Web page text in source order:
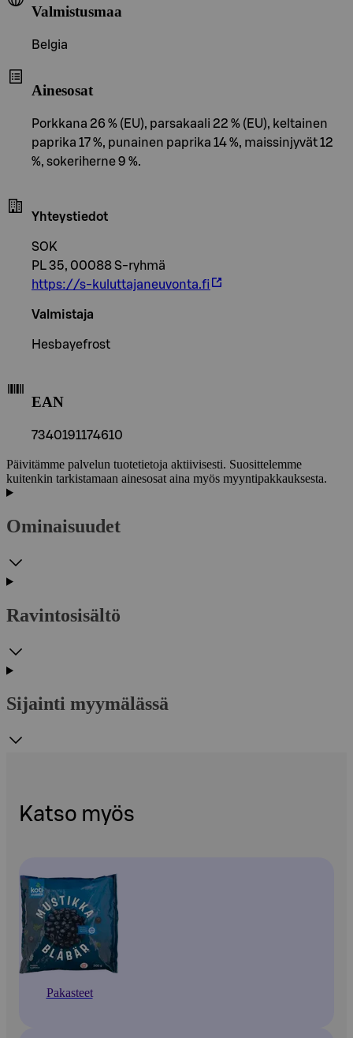
Valmistusmaa
Belgia
Ainesosat
Porkkana 26 % (EU), parsakaali 22 % (EU), keltainen
paprika 17 %, punainen paprika 14 %, maissinjyvät 12
%, sokeriherne 9 %.
Yhteystiedot
SOK
PL 35, 00088 S-ryhmä
https://s-kuluttajaneuvonta.fi
Valmistaja
Hesbayefrost
EAN
7340191174610
Päivitämme palvelun tuotetietoja aktiivisesti. Suosittelemme
kuitenkin tarkistamaan ainesosat aina myös myyntipakkauksesta.
Ominaisuudet
Ravintosisältö
Sijainti myymälässä
Katso myös
Pakasteet